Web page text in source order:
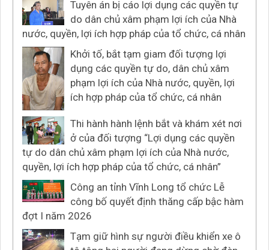
Tuyên án bị cáo lợi dụng các quyền tự
do dân chủ xâm phạm lợi ích của Nhà
nước, quyền, lợi ích hợp pháp của tổ chức, cá nhân
Khởi tố, bắt tạm giam đối tượng lợi
dụng các quyền tự do, dân chủ xâm
phạm lợi ích của Nhà nước, quyền, lợi
ích hợp pháp của tổ chức, cá nhân
Thi hành hành lệnh bắt và khám xét nơi
ở của đối tượng “Lợi dụng các quyền
tự do dân chủ xâm phạm lợi ích của Nhà nước,
quyền, lợi ích hợp pháp của tổ chức, cá nhân”
Công an tỉnh Vĩnh Long tổ chức Lễ
công bố quyết định thăng cấp bậc hàm
đợt I năm 2026
Tạm giữ hình sự người điều khiển xe ô